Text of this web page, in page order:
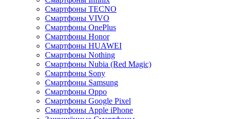
Смартфоны TECNO
Смартфоны VIVO
Смартфоны OnePlus
Смартфоны Honor
Смартфоны HUAWEI
Смартфоны Nothing
Смартфоны Nubia (Red Magic)
Смартфоны Sony
Смартфоны Samsung
Смартфоны Oppo
Смартфоны Google Pixel
Смартфоны Apple iPhone